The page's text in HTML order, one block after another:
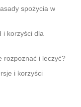
spożycia w
i korzyści dla
rozpoznać i leczyć?
i korzyści